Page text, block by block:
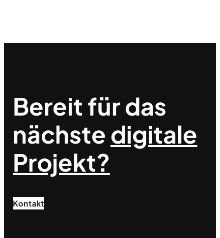
Bereit für das
nächstedigitale
Projekt?
Kontakt